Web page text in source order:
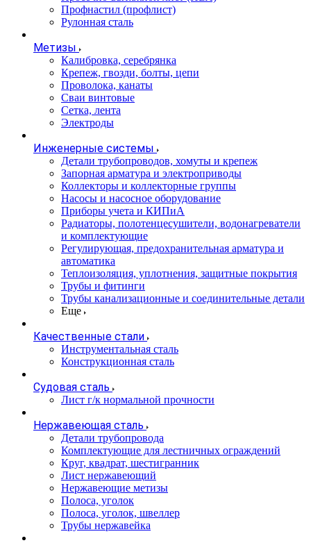
Профнастил (профлист)
Рулонная сталь
Метизы
Калибровка, серебрянка
Крепеж, гвозди, болты, цепи
Проволока, канаты
Сваи винтовые
Сетка, лента
Электроды
Инженерные системы
Детали трубопроводов, хомуты и крепеж
Запорная арматура и электроприводы
Коллекторы и коллекторные группы
Насосы и насосное оборудование
Приборы учета и КИПиА
Радиаторы, полотенцесушители, водонагреватели
и комплектующие
Регулирующая, предохранительная арматура и
автоматика
Теплоизоляция, уплотнения, защитные покрытия
Трубы и фитинги
Трубы канализационные и соединительные детали
Еще
Качественные стали
Инструментальная сталь
Конструкционная сталь
Судовая сталь
Лист г/к нормальной прочности
Нержавеющая сталь
Детали трубопровода
Комплектующие для лестничных ограждений
Круг, квадрат, шестигранник
Лист нержавеющий
Нержавеющие метизы
Полоса, уголок
Полоса, уголок, швеллер
Трубы нержавейка